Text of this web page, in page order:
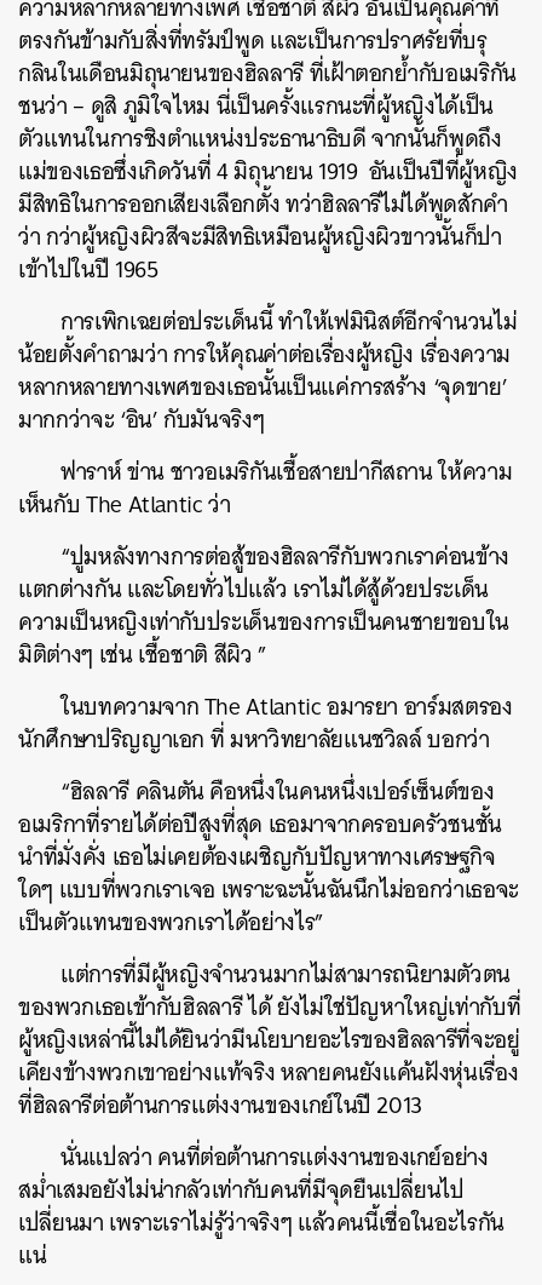
ตรงกันข้ามกับสิ่งที่ทรัมป์พูด และเป็นการปราศรัยที่บรุ
กลินในเดือนมิถุนายนของฮิลลารี ที่เฝ้าตอกย้ำกับอเมริกัน
ชนว่า – ดูสิ ภูมิใจไหม นี่เป็นครั้งแรกนะที่ผู้หญิงได้เป็น
ตัวแทนในการชิงตำแหน่งประธานาธิบดี จากนั้นก็พูดถึง
แม่ของเธอซึ่งเกิดวันที่ 4 มิถุนายน 1919 อันเป็นปีที่ผู้หญิง
มีสิทธิในการออกเสียงเลือกตั้ง ทว่าฮิลลารีไม่ได้พูดสักคำ
ว่า กว่าผู้หญิงผิวสีจะมีสิทธิเหมือนผู้หญิงผิวขาวนั้นก็ปา
เข้าไปในปี 1965
การเพิกเฉยต่อประเด็นนี้ ทำให้เฟมินิสต์อีกจำนวนไม่
น้อยตั้งคำถามว่า การให้คุณค่าต่อเรื่องผู้หญิง เรื่องความ
หลากหลายทางเพศของเธอนั้นเป็นแค่การสร้าง ‘จุดขาย’
มากกว่าจะ ‘อิน’ กับมันจริงๆ
ฟาราห์ ข่าน ชาวอเมริกันเชื้อสายปากีสถาน ให้ความ
เห็นกับ The Atlantic ว่า
“ปูมหลังทางการต่อสู้ของฮิลลารีกับพวกเราค่อนข้าง
แตกต่างกัน และโดยทั่วไปแล้ว เราไม่ได้สู้ด้วยประเด็น
ความเป็นหญิงเท่ากับประเด็นของการเป็นคนชายขอบใน
มิติต่างๆ เช่น เชื้อชาติ สีผิว ”
ในบทความจาก The Atlantic อมารยา อาร์มสตรอง
นักศึกษาปริญญาเอก ที่ มหาวิทยาลัยแนชวิลล์ บอกว่า
“ฮิลลารี คลินตัน คือหนึ่งในคนหนึ่งเปอร์เซ็นต์ของ
อเมริกาที่รายได้ต่อปีสูงที่สุด เธอมาจากครอบครัวชนชั้น
นำที่มั่งคั่ง เธอไม่เคยต้องเผชิญกับปัญหาทางเศรษฐกิจ
ใดๆ แบบที่พวกเราเจอ เพราะฉะนั้นฉันนึกไม่ออกว่าเธอจะ
เป็นตัวแทนของพวกเราได้อย่างไร”
แต่การที่มีผู้หญิงจำนวนมากไม่สามารถนิยามตัวตน
ของพวกเธอเข้ากับฮิลลารี ได้ ยังไม่ใช่ปัญหาใหญ่เท่ากับที่
ผู้หญิงเหล่านี้ไม่ได้ยินว่ามีนโยบายอะไรของฮิลลารีที่จะอยู่
เคียงข้างพวกเขาอย่างแท้จริง หลายคนยังแค้นฝังหุ่นเรื่อง
ที่ฮิลลารีต่อต้านการแต่งงานของเกย์ในปี 2013
นั่นแปลว่า คนที่ต่อต้านการแต่งงานของเกย์อย่าง
สม่ำเสมอยังไม่น่ากลัวเท่ากับคนที่มีจุดยืนเปลี่ยนไป
เปลี่ยนมา เพราะเราไม่รู้ว่าจริงๆ แล้วคนนี้เชื่อในอะไรกัน
แน่
ค้นหา
SHARE TWEET LINE EMAIL